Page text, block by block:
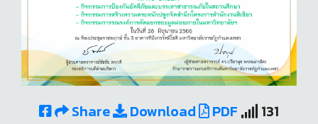
Share Download PDF 131